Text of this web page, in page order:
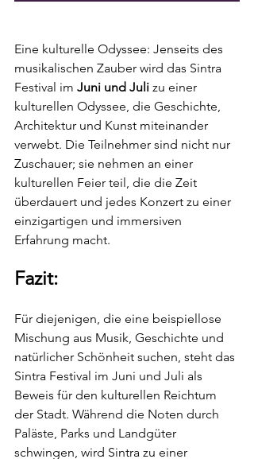
Eine kulturelle Odyssee: Jenseits des
musikalischen Zauber wird das Sintra
Festival im Juni und Juli zu einer
kulturellen Odyssee, die Geschichte,
Architektur und Kunst miteinander
verwebt. Die Teilnehmer sind nicht nur
Zuschauer; sie nehmen an einer
kulturellen Feier teil, die die Zeit
überdauert und jedes Konzert zu einer
einzigartigen und immersiven
Erfahrung macht.
Fazit:
Für diejenigen, die eine beispiellose
Mischung aus Musik, Geschichte und
natürlicher Schönheit suchen, steht das
Sintra Festival im Juni und Juli als
Beweis für den kulturellen Reichtum
der Stadt. Während die Noten durch
Paläste, Parks und Landgüter
schwingen, wird Sintra zu einer